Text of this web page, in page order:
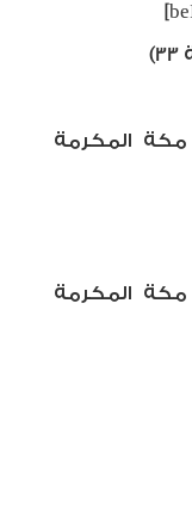
(
المكرمة
المكرمة